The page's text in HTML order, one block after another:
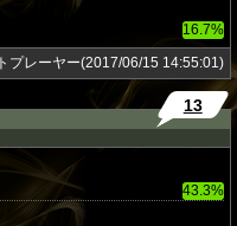
16.7%
プレーヤー(2017/06/15 14:55:01)
13
43.3%